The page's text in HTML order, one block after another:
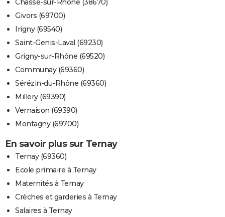
Chasse-sur-Rhône (38670)
Givors (69700)
Irigny (69540)
Saint-Genis-Laval (69230)
Grigny-sur-Rhône (69520)
Communay (69360)
Sérézin-du-Rhône (69360)
Millery (69390)
Vernaison (69390)
Montagny (69700)
En savoir plus sur Ternay
Ternay (69360)
Ecole primaire à Ternay
Maternités à Ternay
Crèches et garderies à Ternay
Salaires à Ternay